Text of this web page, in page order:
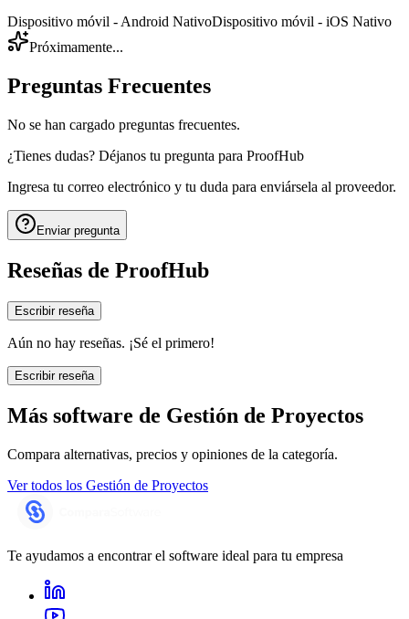
Dispositivo móvil - Android NativoDispositivo móvil - iOS Nativo
Próximamente...
Preguntas Frecuentes
No se han cargado preguntas frecuentes.
¿Tienes dudas? Déjanos tu pregunta para ProofHub
Ingresa tu correo electrónico y tu duda para enviársela al proveedor.
Enviar pregunta
Reseñas de ProofHub
Escribir reseña
Aún no hay reseñas. ¡Sé el primero!
Escribir reseña
Más software de Gestión de Proyectos
Compara alternativas, precios y opiniones de la categoría.
Ver todos los Gestión de Proyectos
Te ayudamos a encontrar el software ideal para tu empresa